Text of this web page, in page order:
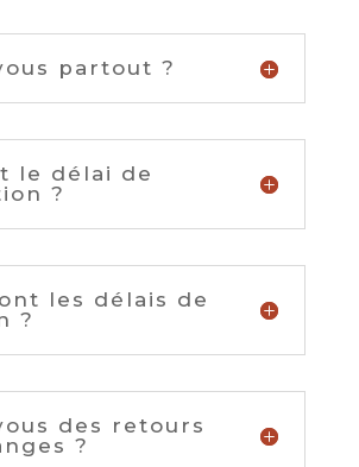
partout ?
le délai de
?
les délais de
?
des retours
?